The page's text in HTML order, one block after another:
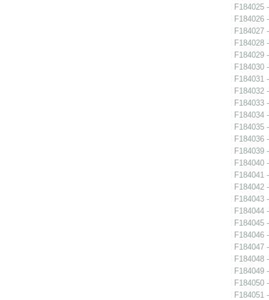
F184025
F184026
F184027
F184028
F184029
F184030
F184031
F184032
F184033
F184034
F184035
F184036
F184039
F184040
F184041
F184042
F184043
F184044
F184045
F184046
F184047
F184048
F184049
F184050
F184051